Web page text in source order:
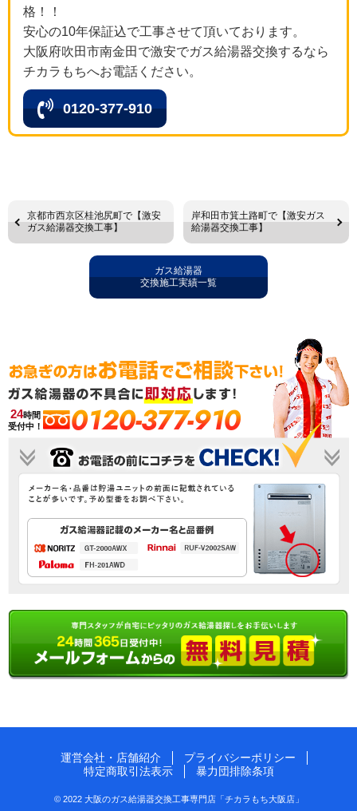
格！！
安心の10年保証込で工事させて頂いております。
大阪府吹田市南金田で激安でガス給湯器交換するなら
チカラもちへお電話ください。
0120-377-910
京都市西京区桂池尻町で【激安
ガス給湯器交換工事】
岸和田市箕土路町で【激安ガス
給湯器交換工事】
ガス給湯器
交換施工実績一覧
24時間
受付中！
0120-377-910
運営会社・店舗紹介
プライバシーポリシー
特定商取引法表示
暴力団排除条項
© 2022 大阪のガス給湯器交換工事専門店「チカラもち大阪店」